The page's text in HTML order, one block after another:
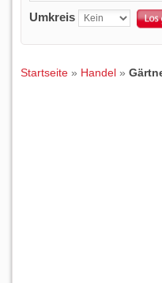
Umkreis
Startseite » Handel »